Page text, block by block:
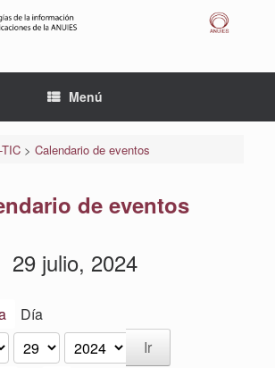
Menú
> Calendario de eventos
de eventos
29 julio, 2024
Día